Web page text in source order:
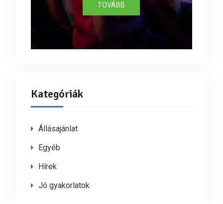
TOVÁBB
Kategóriák
Állásajánlat
Egyéb
Hírek
Jó gyakorlatok